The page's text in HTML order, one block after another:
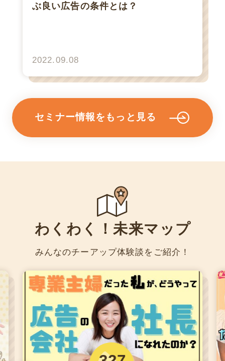
ぶ良い広告の条件とは？
2022.09.08
セミナー情報をもっと見る
わくわく！未来マップ
みんなのチーアップ体験談をご紹介！